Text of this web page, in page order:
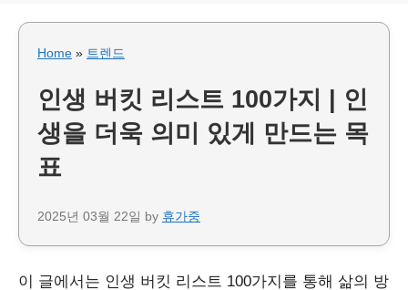
Home » 트렌드
인생 버킷 리스트 100가지 | 인
생을 더욱 의미 있게 만드는 목
표
2025년 03월 22일 by 휴가중
이 글에서는 인생 버킷 리스트 100가지를 통해 삶의 방